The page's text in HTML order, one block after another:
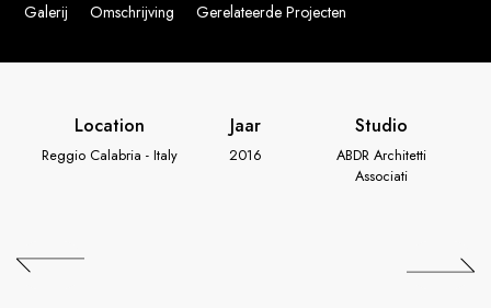
Galerij Omschrijving Gerelateerde Projecten
Location
Reggio Calabria - Italy
Jaar
2016
Studio
ABDR Architetti
Associati